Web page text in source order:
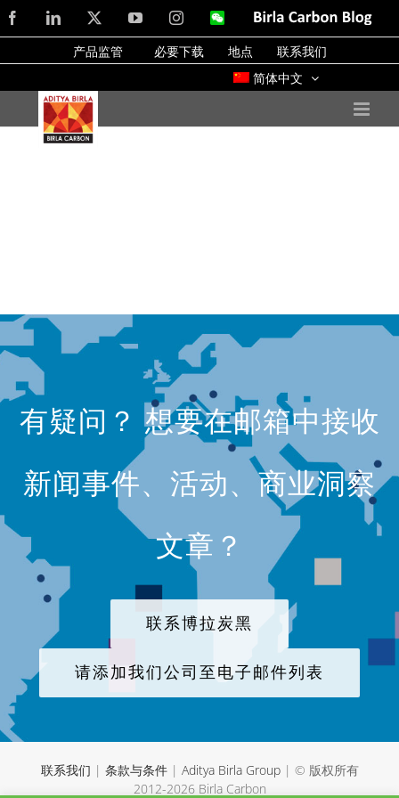
Skip
to
content
FacebookLinkedIn YouTubeInstagramWeChatBirla
Blog
产品监管 必要下载 地点
联系我们
简体中文
有疑问？ 想要在邮箱中接收
新闻事件、活动、商业洞察
文章？
联系博拉炭黑
请添加我们公司至电子邮件列表
联系我们 | 条款与条件| Aditya Birla Group| © 版权所有
2012-2026 Birla Carbon